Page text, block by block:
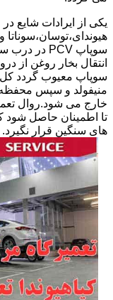
هیوندای،توسان،سوناتا
انتقال بخار روغن از
سوپاپ معیوب گردد کل
منیفولد و سپس محفظه
خارج می شود.روال
تا اطمینان حاصل
های سنگین قرار نگیرد.